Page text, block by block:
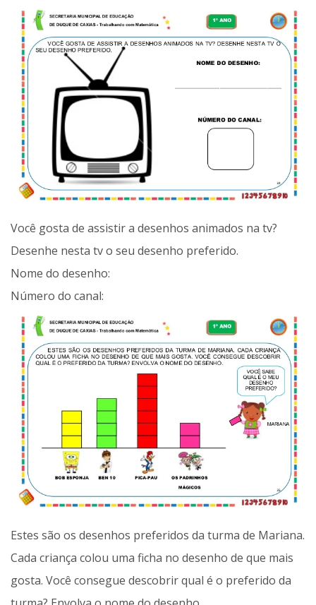
Você gosta de assistir a desenhos animados na tv?
Desenhe nesta tv o seu desenho preferido.
Nome do desenho:
Número do canal:
Estes são os desenhos preferidos da turma de Mariana.
Cada criança colou uma ficha no desenho de que mais
gosta. Você consegue descobrir qual é o preferido da